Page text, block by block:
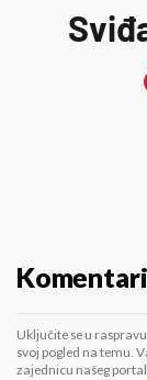
Komentari
Uključite se u
svoj pogled na temu.
zajednicu našeg